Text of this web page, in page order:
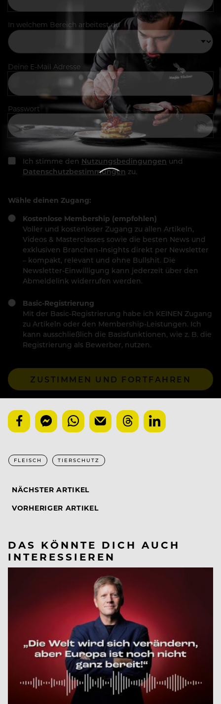
In welchem Bereich arbeitest du
Deine E-Mail Adresse
Passwort
Ich stimme den Nutzungsbedingungen und
Datenschutzbestimmungen zu.
Wähle deinen Zugang:
Kostenlose Membership (empfohlen)
Voller und kostenloser Zugang zu allen Artikeln,
Videos & Masterclasses sowie die besten News und
exklusiven Branchen-Insights direkt per Newsletter
– kompakt, relevant und ohne Bullshit. Die
Newsletter-Einwilligung kann jederzeit über den
Abmeldelink widerrufen werden.
Basic-Registrierung
Mit der Basic-Registrierung habe ich KEINEN Zugang
zu Artikeln oder den Membership-Leistungen. Ich
kann ausschließlich die Basisfunktionen, wie z. B. die
Registrierung als Bewerber, nutzen.
ZUSTIMMEN UND FORTFAHREN
FLEISCH TIERSCHUTZ
NÄCHSTER ARTIKEL
VORHERIGER ARTIKEL
DAS KÖNNTE DICH AUCH
INTERESSIEREN